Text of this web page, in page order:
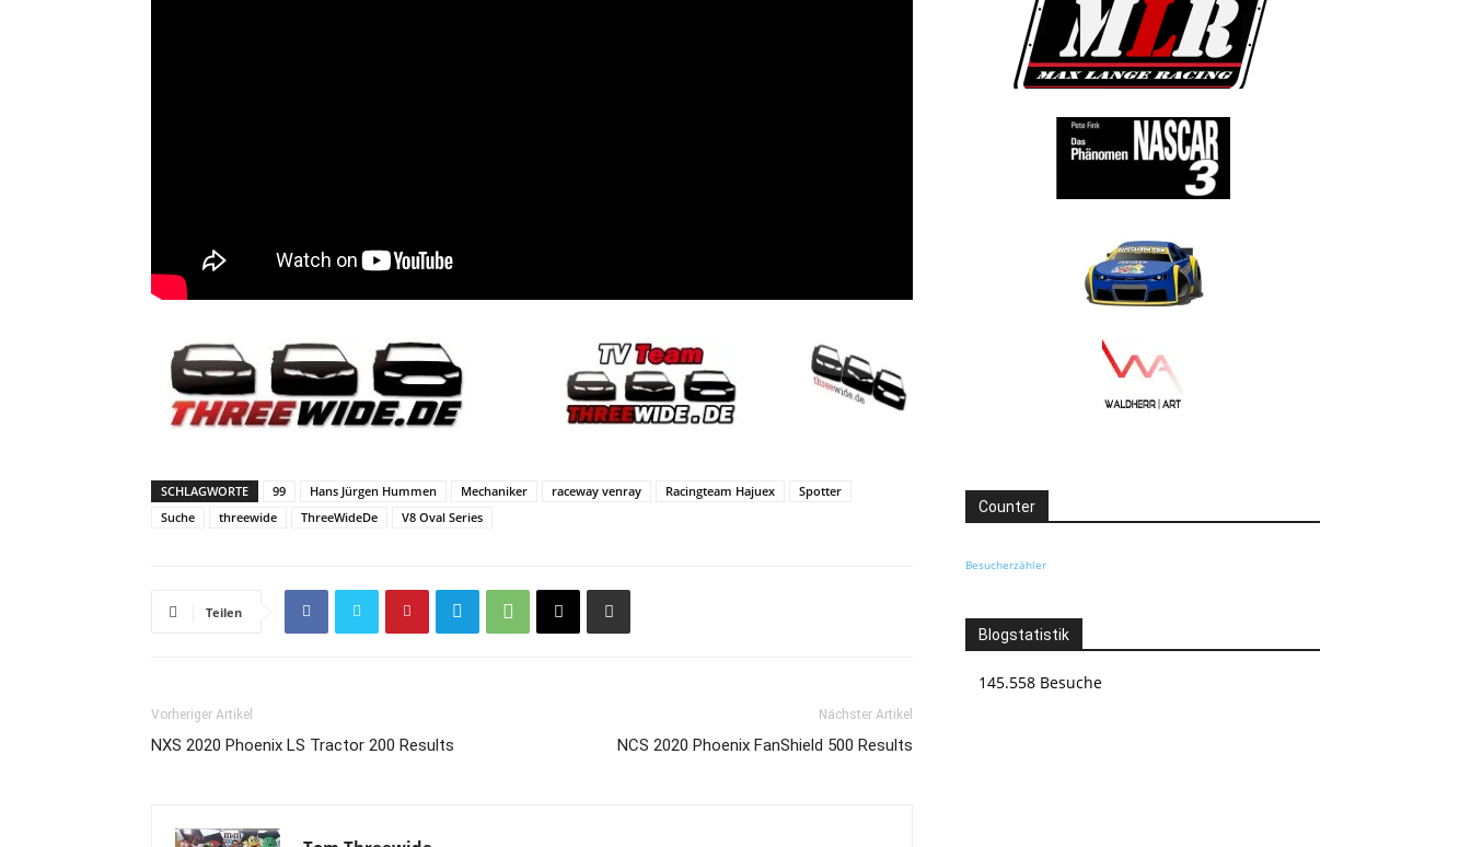
SCHLAGWORTE 99 Hans Jürgen Hummen Mechaniker raceway venray Racingteam Hajuex
Spotter
Suche
threewide ThreeWideDe V8 Oval Series
Teilen
Vorheriger Artikel
NXS 2020 Phoenix LS Tractor 200 Results
Nächster Artikel
NCS 2020 Phoenix FanShield 500 Results
Counter
Besucherzähler
Blogstatistik
145.558 Besuche